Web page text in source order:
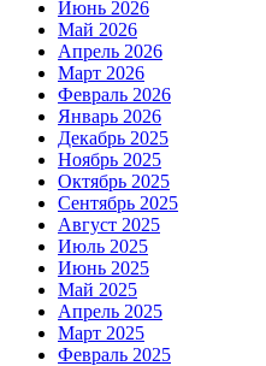
Июнь 2026
Май 2026
Апрель 2026
Март 2026
Февраль 2026
Январь 2026
Декабрь 2025
Ноябрь 2025
Октябрь 2025
Сентябрь 2025
Август 2025
Июль 2025
Июнь 2025
Май 2025
Апрель 2025
Март 2025
Февраль 2025